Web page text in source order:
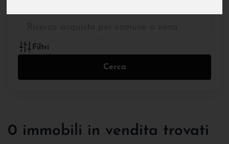
Filtri
Cerca
0 immobili in vendita trovati